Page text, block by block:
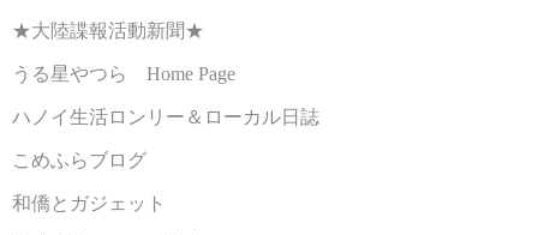
★大陸諜報活動新聞★
うる星やつら Home Page
ハノイ生活ロンリー＆ローカル日誌
こめふらブログ
和僑とガジェット